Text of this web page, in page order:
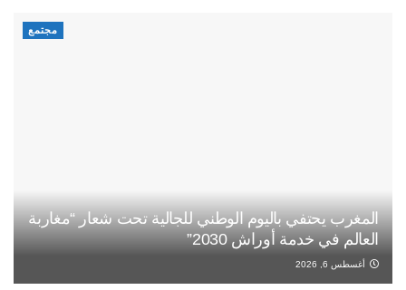
مجتمع
المغرب يحتفي باليوم الوطني للجالية تحت شعار “مغاربة
العالم في خدمة أوراش 2030”
أغسطس 6, 2026